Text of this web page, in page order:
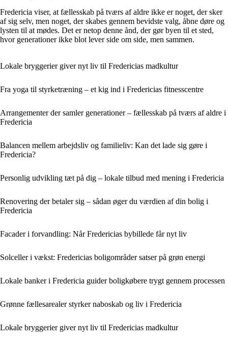
Fredericia viser, at fællesskab på tværs af aldre ikke er noget, der sker
af sig selv, men noget, der skabes gennem bevidste valg, åbne døre og
lysten til at mødes. Det er netop denne ånd, der gør byen til et sted,
hvor generationer ikke blot lever side om side, men sammen.
Lokale bryggerier giver nyt liv til Fredericias madkultur
Fra yoga til styrketræning – et kig ind i Fredericias fitnesscentre
Arrangementer der samler generationer – fællesskab på tværs af aldre i
Fredericia
Balancen mellem arbejdsliv og familieliv: Kan det lade sig gøre i
Fredericia?
Personlig udvikling tæt på dig – lokale tilbud med mening i Fredericia
Renovering der betaler sig – sådan øger du værdien af din bolig i
Fredericia
Facader i forvandling: Når Fredericias bybillede får nyt liv
Solceller i vækst: Fredericias boligområder satser på grøn energi
Lokale banker i Fredericia guider boligkøbere trygt gennem processen
Grønne fællesarealer styrker naboskab og liv i Fredericia
Lokale bryggerier giver nyt liv til Fredericias madkultur